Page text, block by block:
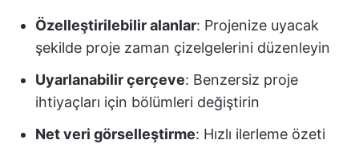
Özelleştirilebilir alanlar: Projenize uyacak
şekilde proje zaman çizelgelerini düzenleyin
Uyarlanabilir çerçeve: Benzersiz proje
ihtiyaçları için bölümleri değiştirin
Net veri görselleştirme: Hızlı ilerleme özeti